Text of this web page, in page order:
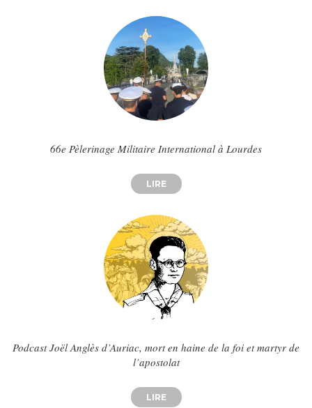
66e Pèlerinage Militaire International à Lourdes
LIREABOUT 66E PÈLERINAGE
Podcast Joël Anglès d’Auriac, mort en haine de la foi et martyr de
l’apostolat
LIREABOUT PODCAST JOËL